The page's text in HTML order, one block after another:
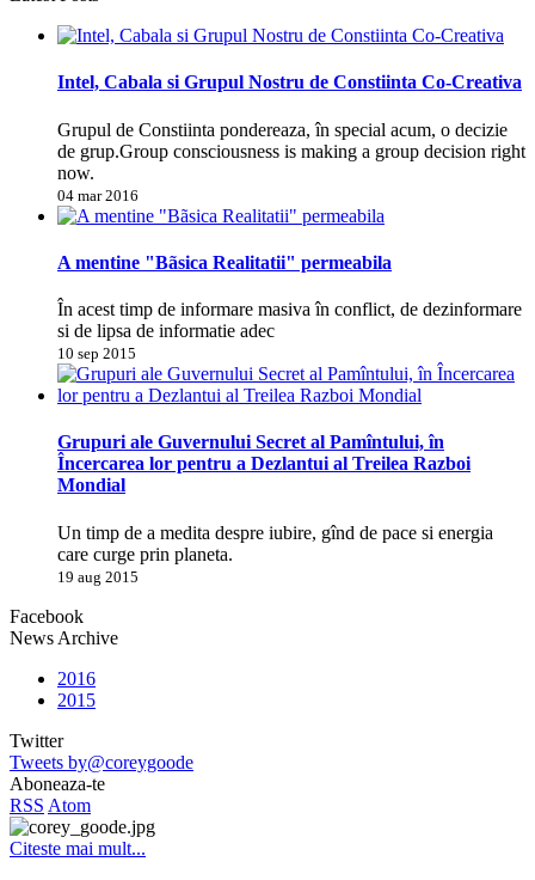
Intel, Cabala si Grupul Nostru de Constiinta Co-Creativa
Grupul de Constiinta pondereaza, în special acum, o decizie
de grup.Group consciousness is making a group decision right
now.
04 mar 2016
A mentine "Bãsica Realitatii" permeabila
În acest timp de informare masiva în conflict, de dezinformare
si de lipsa de informatie adec
10 sep 2015
Grupuri ale Guvernului Secret al Pamîntului, în
Încercarea lor pentru a Dezlantui al Treilea Razboi
Mondial
Un timp de a medita despre iubire, gînd de pace si energia
care curge prin planeta.
19 aug 2015
Facebook
News Archive
2016
2015
Twitter
Tweets by@coreygoode
Aboneaza-te
RSS Atom
Citeste mai mult...